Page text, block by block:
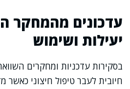
עדכונים מהמחקר
יעילות ושימוש
בסקירות עדכניות ומחקרים
חיובית לעבר טיפול חיצוני כאשר